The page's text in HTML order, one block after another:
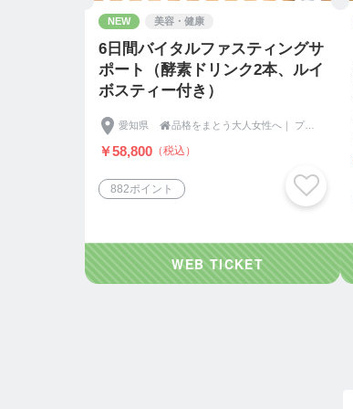
NEW 美容・健康
6日間バイタルファスティングサ
ポート（酵素ドリンク2本、ルイ
ボスティー付き）
愛知県 
￥58,800 （税込）
882ポイント